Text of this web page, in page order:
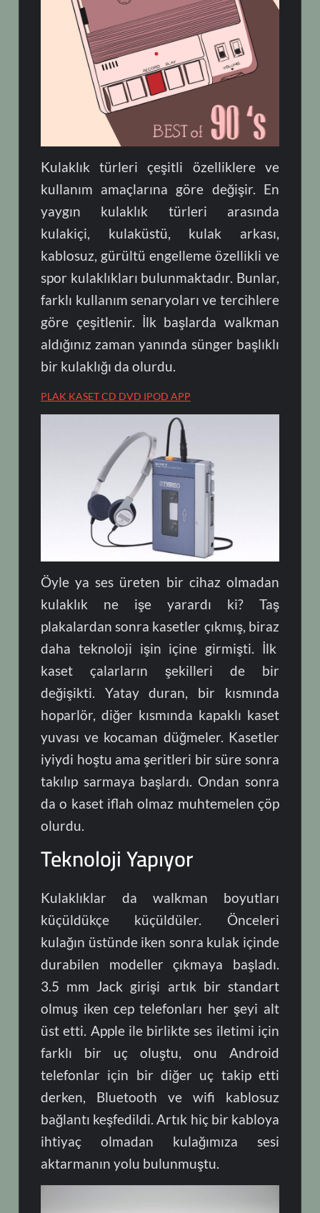
Kulaklık türleri çeşitli özelliklere ve
kullanım amaçlarına göre değişir. En
yaygın kulaklık türleri arasında
kulakiçi, kulaküstü, kulak arkası,
kablosuz, gürültü engelleme özellikli ve
spor kulaklıkları bulunmaktadır. Bunlar,
farklı kullanım senaryoları ve tercihlere
göre çeşitlenir. İlk başlarda walkman
aldığınız zaman yanında sünger başlıklı
bir kulaklığı da olurdu.
PLAK KASET CD DVD IPOD APP
Öyle ya ses üreten bir cihaz olmadan
kulaklık ne işe yarardı ki? Taş
plakalardan sonra kasetler çıkmış, biraz
daha teknoloji işin içine girmişti. İlk
kaset çalarların şekilleri de bir
değişikti. Yatay duran, bir kısmında
hoparlör, diğer kısmında kapaklı kaset
yuvası ve kocaman düğmeler. Kasetler
iyiydi hoştu ama şeritleri bir süre sonra
takılıp sarmaya başlardı. Ondan sonra
da o kaset iflah olmaz muhtemelen çöp
olurdu.
Teknoloji Yapıyor
Kulaklıklar da walkman boyutları
küçüldükçe küçüldüler. Önceleri
kulağın üstünde iken sonra kulak içinde
durabilen modeller çıkmaya başladı.
3.5 mm Jack girişi artık bir standart
olmuş iken cep telefonları her şeyi alt
üst etti. Apple ile birlikte ses iletimi için
farklı bir uç oluştu, onu Android
telefonlar için bir diğer uç takip etti
derken, Bluetooth ve wifi kablosuz
bağlantı keşfedildi. Artık hiç bir kabloya
ihtiyaç olmadan kulağımıza sesi
aktarmanın yolu bulunmuştu.